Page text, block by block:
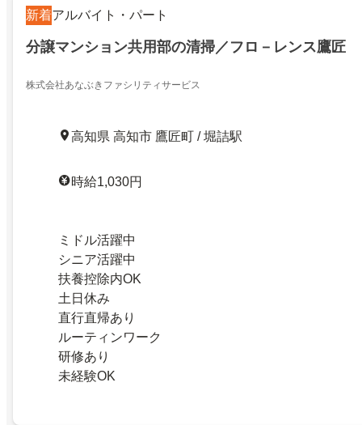
新着アルバイト・パート
分譲マンション共用部の清掃／フロ－レンス鷹匠
株式会社あなぶきファシリティサービス
高知県 高知市 鷹匠町 / 堀詰駅
時給1,030円
ミドル活躍中
シニア活躍中
扶養控除内OK
土日休み
直行直帰あり
ルーティンワーク
研修あり
未経験OK